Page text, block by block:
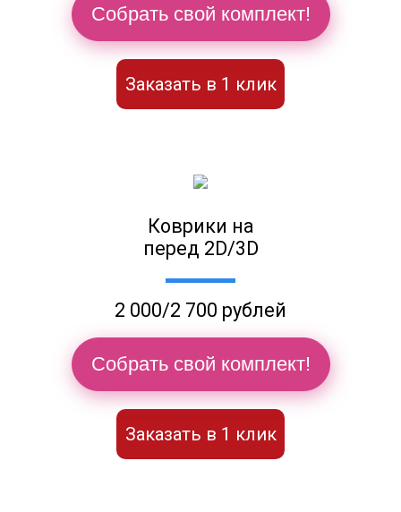
Собрать свой комплект!
Заказать в 1 клик
Коврики на
перед 2D/3D
2 000/2 700 рублей
Собрать свой комплект!
Заказать в 1 клик